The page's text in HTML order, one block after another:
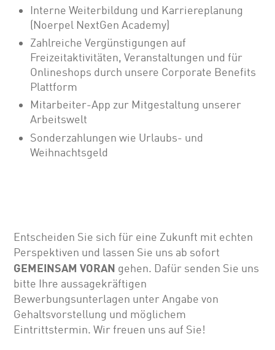
Interne Weiterbildung und Karriereplanung
(Noerpel NextGen Academy)
Zahlreiche Vergünstigungen auf
Freizeitaktivitäten, Veranstaltungen und für
Onlineshops durch unsere Corporate Benefits
Plattform
Mitarbeiter-App zur Mitgestaltung unserer
Arbeitswelt
Sonderzahlungen wie Urlaubs- und
Weihnachtsgeld
Entscheiden Sie sich für eine Zukunft mit echten
Perspektiven und lassen Sie uns ab sofort
GEMEINSAM VORAN gehen. Dafür senden Sie uns
bitte Ihre aussagekräftigen
Bewerbungsunterlagen unter Angabe von
Gehalts­vor­stellung und möglichem
Eintrittstermin. Wir freuen uns auf Sie!